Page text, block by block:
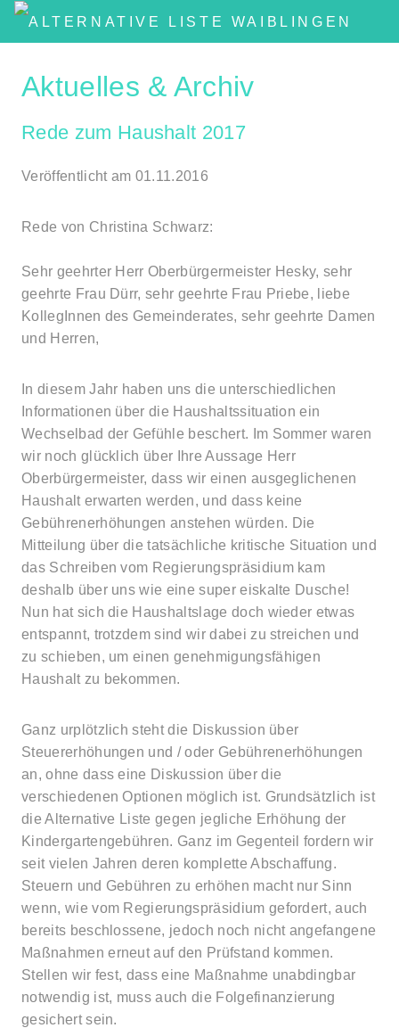
Aktuelles & Archiv
Rede zum Haushalt 2017
Veröffentlicht am 01.11.2016
Rede von Christina Schwarz:
Sehr geehrter Herr Oberbürgermeister Hesky, sehr
geehrte Frau Dürr, sehr geehrte Frau Priebe, liebe
KollegInnen des Gemeinderates, sehr geehrte Damen
und Herren,
In diesem Jahr haben uns die unterschiedlichen
Informationen über die Haushaltssituation ein
Wechselbad der Gefühle beschert. Im Sommer waren
wir noch glücklich über Ihre Aussage Herr
Oberbürgermeister, dass wir einen ausgeglichenen
Haushalt erwarten werden, und dass keine
Gebührenerhöhungen anstehen würden. Die
Mitteilung über die tatsächliche kritische Situation und
das Schreiben vom Regierungspräsidium kam
deshalb über uns wie eine super eiskalte Dusche!
Nun hat sich die Haushaltslage doch wieder etwas
entspannt, trotzdem sind wir dabei zu streichen und
zu schieben, um einen genehmigungsfähigen
Haushalt zu bekommen.
Ganz urplötzlich steht die Diskussion über
Steuererhöhungen und / oder Gebührenerhöhungen
an, ohne dass eine Diskussion über die
verschiedenen Optionen möglich ist. Grundsätzlich ist
die Alternative Liste gegen jegliche Erhöhung der
Kindergartengebühren. Ganz im Gegenteil fordern wir
seit vielen Jahren deren komplette Abschaffung.
Steuern und Gebühren zu erhöhen macht nur Sinn
wenn, wie vom Regierungspräsidium gefordert, auch
bereits beschlossene, jedoch noch nicht angefangene
Maßnahmen erneut auf den Prüfstand kommen.
Stellen wir fest, dass eine Maßnahme unabdingbar
notwendig ist, muss auch die Folgefinanzierung
gesichert sein.